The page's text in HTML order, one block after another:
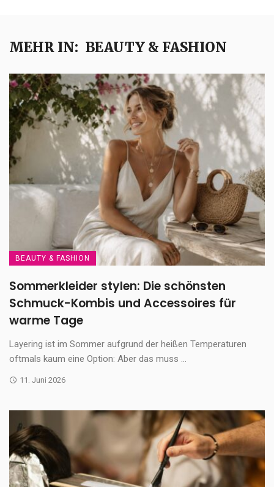
MEHR IN: BEAUTY & FASHION
BEAUTY & FASHION
Sommerkleider stylen: Die schönsten
Schmuck-Kombis und Accessoires für
warme Tage
Layering ist im Sommer aufgrund der heißen Temperaturen
oftmals kaum eine Option: Aber das muss ...
11. Juni 2026